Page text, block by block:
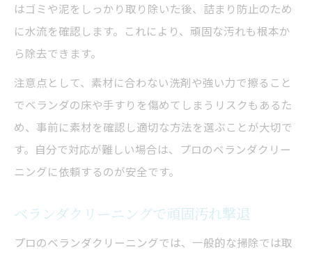
はゴミや泥をしっかり取り除いた後、詰まり防止のため
に水流を確認します。これにより、頑固な汚れも根本か
ら除去できます。
注意点として、素材に合わない洗剤や強い力で擦ること
でベランダの床や手すりを傷めてしまうリスクもあるた
め、事前に素材を確認し適切な方法を選ぶことが大切で
す。自分で対応が難しい場合は、プロのベランダクリー
ニングに依頼するのが安全です。
ベランダクリーニングで頑固汚れ撃退
プロのベランダクリーニングでは、一般的な掃除では取